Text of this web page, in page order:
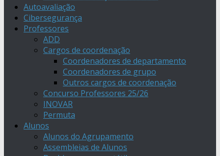
Autoavaliação
Cibersegurança
Professores
ADD
Cargos de coordenação
Coordenadores de departamento
Coordenadores de grupo
Outros cargos de coordenação
Concurso Professores 25/26
INOVAR
Permuta
Alunos
Alunos do Agrupamento
Assembleias de Alunos